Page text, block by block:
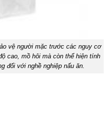
vệ người mặc trước các nguy cơ
cao, mồ hôi mà còn thể hiện tính
đối với nghề nghiệp nấu ăn.